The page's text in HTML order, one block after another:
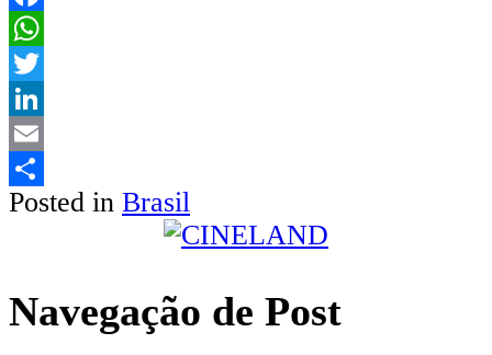
Facebook
WhatsApp
Twitter
LinkedIn
Email
Share
Posted in Brasil
Navegação de Post